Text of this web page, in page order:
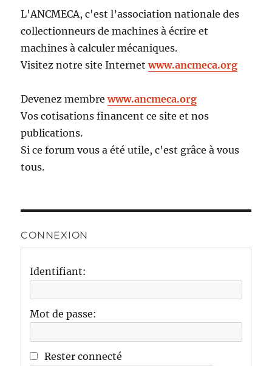
L'ANCMECA, c'est l’association nationale des
collectionneurs de machines à écrire et
machines à calculer mécaniques.
Visitez notre site Internetwww.ancmeca.org
Devenez membrewww.ancmeca.org
Vos cotisations financent ce site et nos
publications.
Si ce forum vous a été utile, c'est grâce à vous
tous.
CONNEXION
Identifiant:
Mot de passe:
Rester connecté